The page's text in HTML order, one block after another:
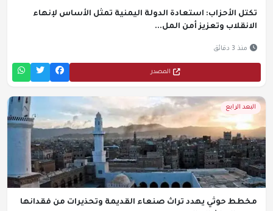
تكتل الأحزاب: استعادة الدولة اليمنية تمثل الأساس لإنهاء
الانقلاب وتعزيز أمن المل...
منذ 3 دقائق
المصدر
البعد الرابع
مخطط حوثي يهدد تراث صنعاء القديمة وتحذيرات من فقدانها